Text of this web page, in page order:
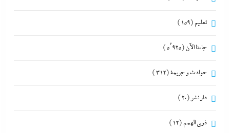
تعليم (159)
جاءنا الآن (5٬925)
حوادث و جريمة(312)
دار نشر (20)
ذوى الهمم (12)